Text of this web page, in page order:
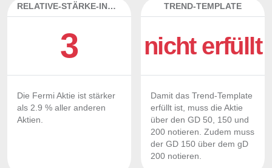
RELATIVE-STÄRKE-INDEX
3
Die Fermi Aktie ist stärker
als 2.9 % aller anderen
Aktien.
TREND-TEMPLATE
nicht erfüllt
Damit das Trend-Template
erfüllt ist, muss die Aktie
über den GD 50, 150 und
200 notieren. Zudem muss
der GD 150 über dem gD
200 notieren.